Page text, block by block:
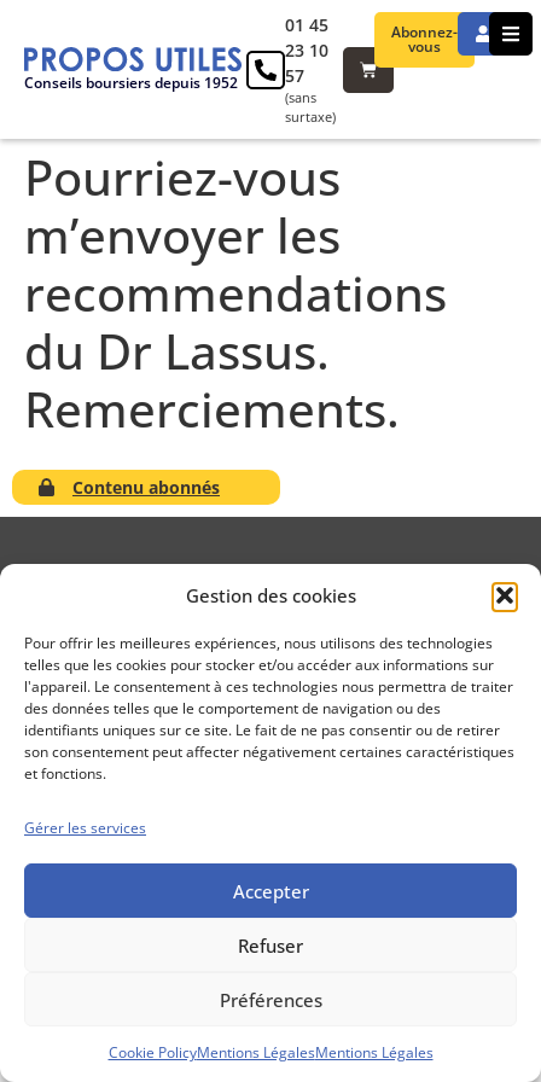
Gestion des cookies
Pour offrir les meilleures expériences, nous utilisons des technologies
telles que les cookies pour stocker et/ou accéder aux informations sur
l'appareil. Le consentement à ces technologies nous permettra de traiter
des données telles que le comportement de navigation ou des
identifiants uniques sur ce site. Le fait de ne pas consentir ou de retirer
son consentement peut affecter négativement certaines caractéristiques
et fonctions.
Gérer les services
Accepter
Refuser
Préférences
Cookie PolicyMentions LégalesMentions Légales
Conseils boursiers depuis 1952
Abonnez-
vous
01 45
23 10
57
(sans
surtaxe)
Pourriez-vous
m’envoyer les
recommendations
du Dr Lassus.
Remerciements.
Contenu abonnés
Conseils boursiers depuis 1952
Propos Utiles est
une publication
des Editions
Marigny
Mentions Légales
Politique cookie